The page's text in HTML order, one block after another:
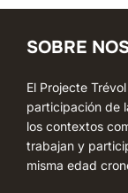
SOBRE
El Projecte
participación de
los contextos
trabajan y
misma edad